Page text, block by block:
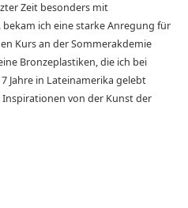
Zeit besonders mit
ich eine starke Anregung für
Kurs an der Sommerakdemie
Bronzeplastiken, die ich bei
Jahre in Lateinamerika gelebt
von der Kunst der